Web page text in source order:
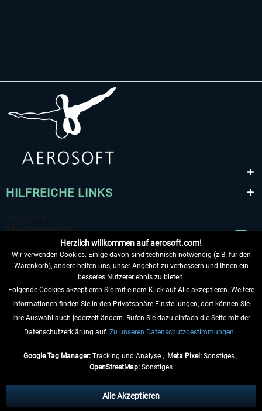
HILFREICHE LINKS
VERTRAG WIDERRUFEN
INFORMATIONEN
anders beschrieben.
** Gilt für Lieferungen innerhalb Deutschlands, Lieferzeiten für andere Länder
Herzlich willkommen auf aerosoft.com!
Wir verwenden Cookies. Einige davon sind technisch notwendig (z.B. für den
Warenkorb), andere helfen uns, unser Angebot zu verbessern und Ihnen ein
besseres Nutzererlebnis zu bieten.
Folgende Cookies akzeptieren Sie mit einem Klick auf Alle akzeptieren. Weitere
Informationen finden Sie in den Privatsphäre-Einstellungen, dort können Sie
Ihre Auswahl auch jederzeit ändern. Rufen Sie dazu einfach die Seite mit der
Datenschutzerklärung auf. Zu unseren Datenschutzbestimmungen.
Google Tag Manager:Tracking und Analyse , Meta Pixel:Sonstiges ,
OpenStreetMap: Sonstiges
Alle Akzeptieren